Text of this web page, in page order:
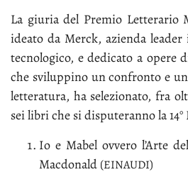
La giu­ria del Pre­mio Let­te­ra­rio
idea­to da Merck, azien­da
tec­no­lo­gi­co, e de­di­ca­to a ope­re
che svi­lup­pi­no un con­fron­to e
let­te­ra­tu­ra, ha se­le­zio­na­to, fra
sei li­bri che si di­spu­te­ran­no la
Io e Ma­bel ov­ve­ro l’Ar­te
Mac­do­nald (EI­NAU­DI)